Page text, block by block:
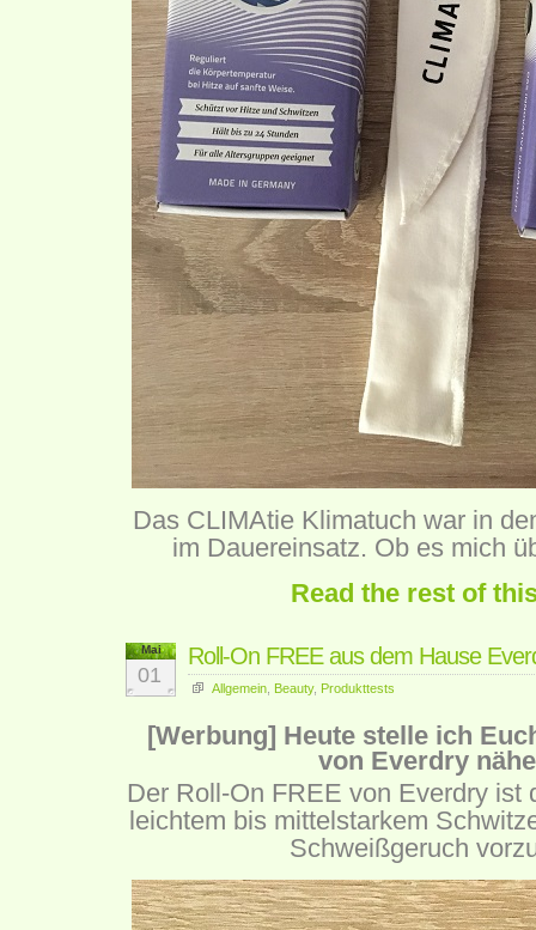
Das CLIMAtie Klimatuch war in
im Dauereinsatz. Ob es mich
Read the rest of
Mai
01
Roll-On FREE aus dem Hause
Allgemein Beauty, Produkttests
[Werbung] Heute stelle ich
von Everdry
Der Roll-On FREE von Everdry ist
leichtem bis mittelstarkem
Schweißgeruch